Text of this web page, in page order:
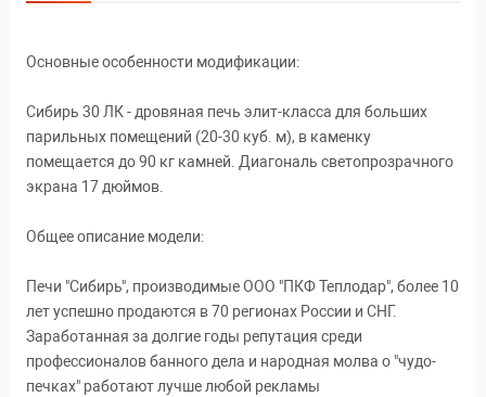
Основные особенности модификации:
Сибирь 30 ЛК - дровяная печь элит-класса для больших
парильных помещений (20-30 куб. м), в каменку
помещается до 90 кг камней. Диагональ светопрозрачного
экрана 17 дюймов.
Общее описание модели:
Печи "Сибирь", производимые ООО "ПКФ Теплодар", более 10
лет успешно продаются в 70 регионах России и СНГ.
Заработанная за долгие годы репутация среди
профессионалов банного дела и народная молва о "чудо-
печках" работают лучше любой рекламы